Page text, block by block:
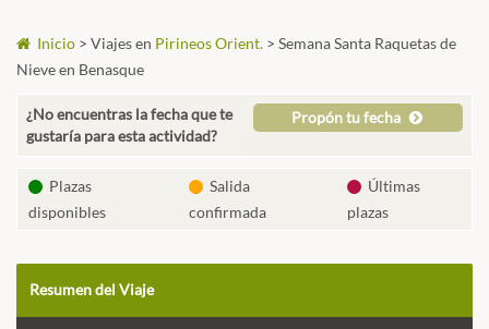
Inicio > Viajes en Pirineos Orient. > Semana Santa Raquetas de
Nieve en Benasque
¿No encuentras la fecha que te
gustaría para esta actividad?
Propón tu fecha
Plazas
disponibles
Salida
confirmada
Últimas
plazas
Resumen del Viaje